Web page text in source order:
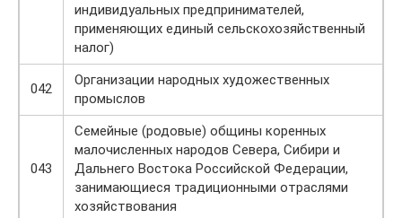
индивидуальных предпринимателей,
применяющих единый сельскохозяйственный
налог)
042
Организации народных художественных
промыслов
043
Семейные (родовые) общины коренных
малочисленных народов Севера, Сибири и
Дальнего Востока Российской Федерации,
занимающиеся традиционными отраслями
хозяйствования